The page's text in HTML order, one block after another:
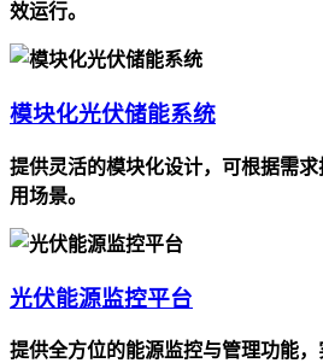
效运行。
模块化光伏储能系统
提供灵活的模块化设计，可根据需
用场景。
光伏能源监控平台
提供全方位的能源监控与管理功能